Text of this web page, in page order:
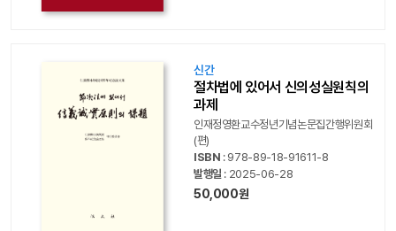
신간
절차법에 있어서 신의성실원칙의
과제
인재정영환교수정년기념논문집간행위원회
(편)
ISBN : 978-89-18-91611-8
발행일 : 2025-06-28
50,000원